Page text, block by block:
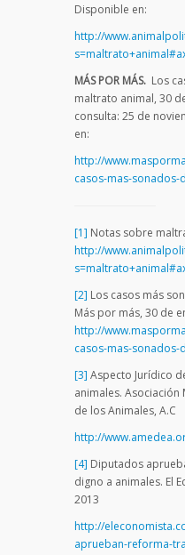
Disponible en:
http://
MÁS POR MÁS. Los
maltrato animal, 30
consulta: 25 de
en:
http://
casos-mas-
[1] Notas sobre
http://
[2] Los casos más
Más por más, 30 de
http://
casos-mas-
[3] Aspecto Jurídico
animales.
de los Animales, A.C
http://
[4] Diputados
digno a animales. El
2013
http://
aprueban-reforma-